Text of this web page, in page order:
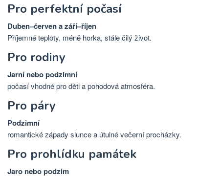
Pro perfektní počasí
Duben–červen a září–říjen
Příjemné teploty, méně horka, stále čilý život.
Pro rodiny
Jarní nebo podzimní
počasí vhodné pro děti a pohodová atmosféra.
Pro páry
Podzimní
romantické západy slunce a útulné večerní procházky.
Pro prohlídku památek
Jaro nebo podzim